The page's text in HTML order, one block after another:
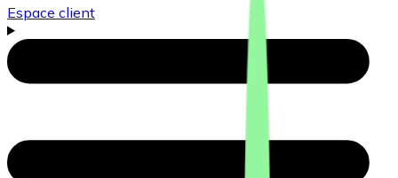
Espace client